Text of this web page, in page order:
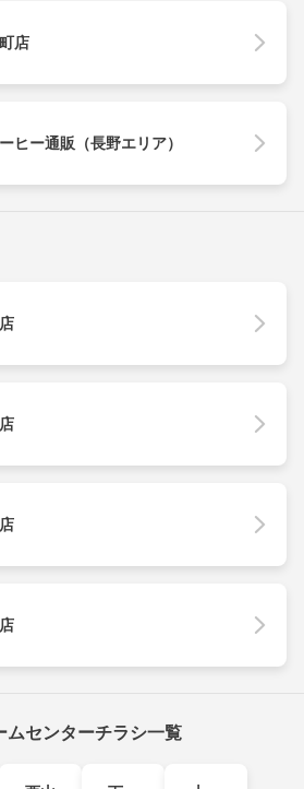
店
ヒー通販（長野エリア）
ムセンターチラシ一覧